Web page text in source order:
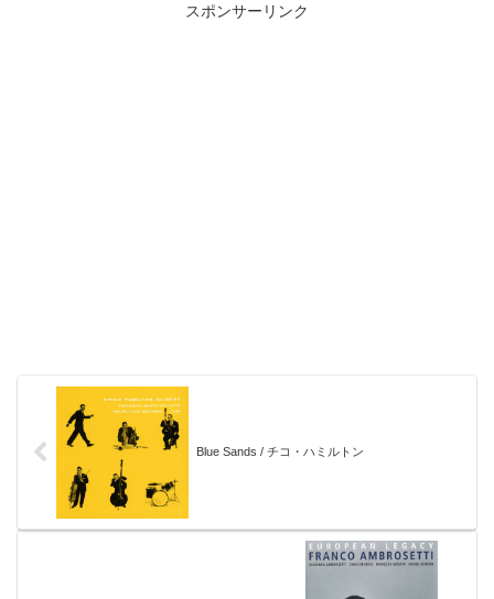
スポンサーリンク
Blue Sands / チコ・ハミルトン